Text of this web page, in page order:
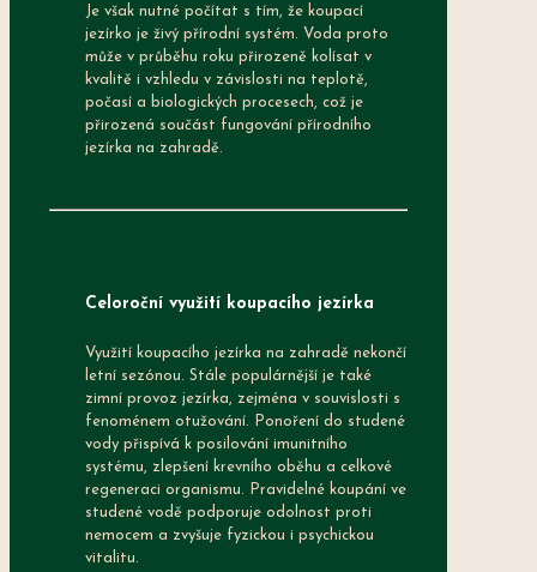
Je však nutné počítat s tím, že koupací
jezírko je živý přírodní systém. Voda proto
může v průběhu roku přirozeně kolísat v
kvalitě i vzhledu v závislosti na teplotě,
počasí a biologických procesech, což je
přirozená součást fungování přírodního
jezírka na zahradě.
Celoroční využití koupacího jezírka
Využití koupacího jezírka na zahradě nekončí
letní sezónou. Stále populárnější je také
zimní provoz jezírka, zejména v souvislosti s
fenoménem otužování. Ponoření do studené
vody přispívá k posilování imunitního
systému, zlepšení krevního oběhu a celkové
regeneraci organismu. Pravidelné koupání ve
studené vodě podporuje odolnost proti
nemocem a zvyšuje fyzickou i psychickou
vitalitu.